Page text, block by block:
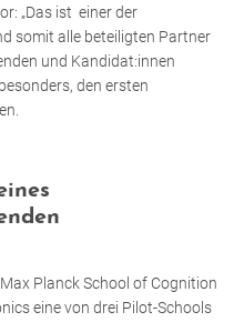
„Das ist einer der
somit alle beteiligten Partner
und Kandidat:innen
den ersten
Planck School of Cognition
eine von drei Pilot-Schools